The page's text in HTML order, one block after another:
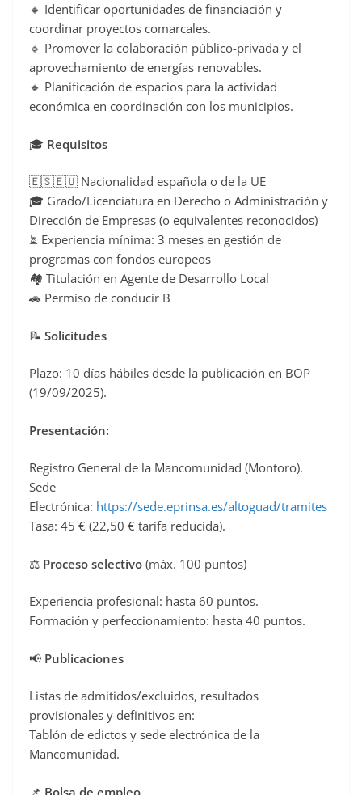
🔸 Identificar oportunidades de financiación y
coordinar proyectos comarcales.
🔹 Promover la colaboración público-privada y el
aprovechamiento de energías renovables.
🔸 Planificación de espacios para la actividad
económica en coordinación con los municipios.
🎓 Requisitos
🇪🇸🇪🇺 Nacionalidad española o de la UE
🎓 Grado/Licenciatura en Derecho o Administración y
Dirección de Empresas (o equivalentes reconocidos)
⏳ Experiencia mínima: 3 meses en gestión de
programas con fondos europeos
🏘️ Titulación en Agente de Desarrollo Local
🚗 Permiso de conducir B
📝 Solicitudes
Plazo: 10 días hábiles desde la publicación en BOP
(19/09/2025).
Presentación:
Registro General de la Mancomunidad (Montoro).
Sede
Electrónica: https://sede.eprinsa.es/altoguad/tramites
Tasa: 45 € (22,50 € tarifa reducida).
⚖️ Proceso selectivo (máx. 100 puntos)
Experiencia profesional: hasta 60 puntos.
Formación y perfeccionamiento: hasta 40 puntos.
📢 Publicaciones
Listas de admitidos/excluidos, resultados
provisionales y definitivos en:
Tablón de edictos y sede electrónica de la
Mancomunidad.
📌 Bolsa de empleo